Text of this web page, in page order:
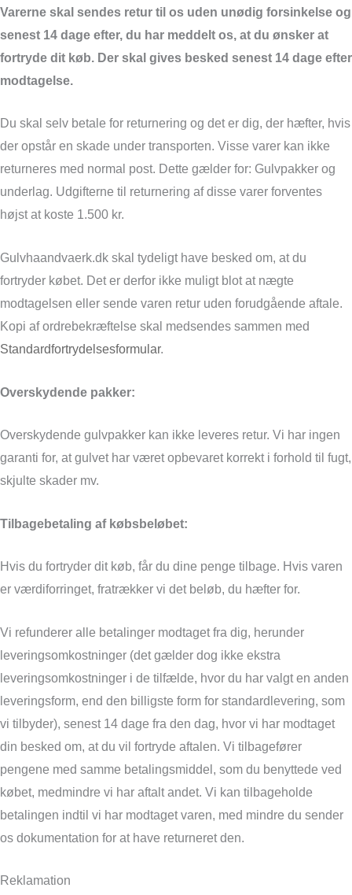
Varerne skal sendes retur til os uden unødig forsinkelse og
senest 14 dage efter, du har meddelt os, at du ønsker at
fortryde dit køb. Der skal gives besked senest 14 dage efter
modtagelse.
Du skal selv betale for returnering og det er dig, der hæfter, hvis
der opstår en skade under transporten. Visse varer kan ikke
returneres med normal post. Dette gælder for: Gulvpakker og
underlag. Udgifterne til returnering af disse varer forventes
højst at koste 1.500 kr.
Gulvhaandvaerk.dk skal tydeligt have besked om, at du
fortryder købet. Det er derfor ikke muligt blot at nægte
modtagelsen eller sende varen retur uden forudgående aftale.
Kopi af ordrebekræftelse skal medsendes sammen med
Standardfortrydelsesformular.
Overskydende pakker:
Overskydende gulvpakker kan ikke leveres retur. Vi har ingen
garanti for, at gulvet har været opbevaret korrekt i forhold til fugt,
skjulte skader mv.
Tilbagebetaling af købsbeløbet:
Hvis du fortryder dit køb, får du dine penge tilbage. Hvis varen
er værdiforringet, fratrækker vi det beløb, du hæfter for.
Vi refunderer alle betalinger modtaget fra dig, herunder
leveringsomkostninger (det gælder dog ikke ekstra
leveringsomkostninger i de tilfælde, hvor du har valgt en anden
leveringsform, end den billigste form for standardlevering, som
vi tilbyder), senest 14 dage fra den dag, hvor vi har modtaget
din besked om, at du vil fortryde aftalen. Vi tilbagefører
pengene med samme betalingsmiddel, som du benyttede ved
købet, medmindre vi har aftalt andet. Vi kan tilbageholde
betalingen indtil vi har modtaget varen, med mindre du sender
os dokumentation for at have returneret den.
Reklamation